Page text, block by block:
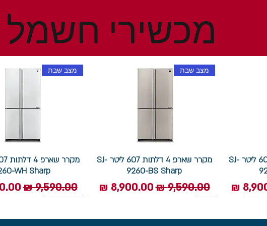
מקרר שארפ 4 דלתות 607 ליטר SJ-
מבצע
מצב שבת
מקרר שארפ 4 דלתות 607 ליטר SJ-
9260-BS Sharp
מחיר רגיל‏9,590.00 ‏₪ מחיר מבצע
מצב שבת
WH Sharp
מחיר רגיל‏9,590.00 ‏₪
מכשירי חשמל